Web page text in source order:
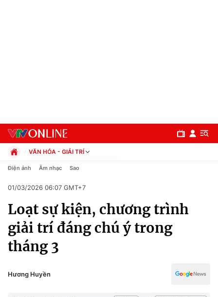
Chuyên mục
Chính trị
Xã hội
Pháp luật
VĂN HÓA - GIẢI TRÍ
Chính trị
Pháp luật
Kinh tế
Thể thao
Truyền hình
Văn hóa - Giải trí
Y tế
Công nghệ
Điện ảnh Âm nhạc Sao
01/03/2026 06:07 GMT+7
Loạt sự kiện, chương trình
giải trí đáng chú ý trong
tháng 3
Hương Huyền